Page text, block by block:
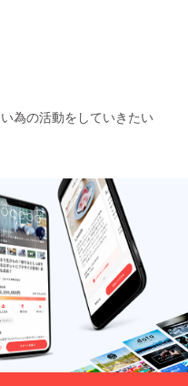
ターン
と組み
能で
す。
※HPへ
のお名
前掲載
につい
て 支援
時、必
ず備考
欄にご
希望の
お名前
をご記
入くだ
為の活動をしていきたい